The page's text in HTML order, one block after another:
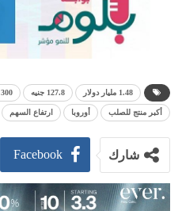
1.48 مليار دولار 127.8 جنيه 300 مليون دولار.
أكبر منتج للصلب أوروبا ارتفاع السهم
شارك Facebook